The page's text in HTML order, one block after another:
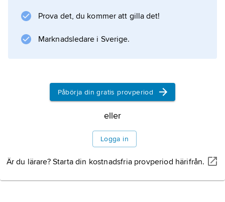
Prova det, du kommer att gilla det!
Marknadsledare i Sverige.
Påbörja din gratis provperiod
eller
Logga in
Är du lärare? Starta din kostnadsfria provperiod härifrån.